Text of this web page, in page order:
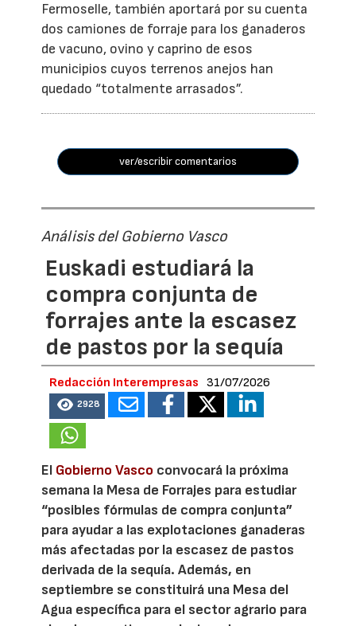
Fermoselle, también aportará por su cuenta
dos camiones de forraje para los ganaderos
de vacuno, ovino y caprino de esos
municipios cuyos terrenos anejos han
quedado “totalmente arrasados”.
ver/escribir comentarios
Análisis del Gobierno Vasco
Euskadi estudiará la
compra conjunta de
forrajes ante la escasez
de pastos por la sequía
Redacción Interempresas 31/07/2026
2928
El Gobierno Vasco convocará la próxima
semana la Mesa de Forrajes para estudiar
“posibles fórmulas de compra conjunta”
para ayudar a las explotaciones ganaderas
más afectadas por la escasez de pastos
derivada de la sequía. Además, en
septiembre se constituirá una Mesa del
Agua específica para el sector agrario para